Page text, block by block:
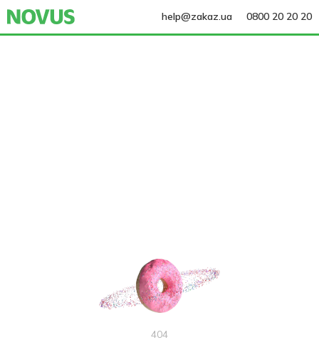
help@zakaz.ua 0800 20 20 20
404